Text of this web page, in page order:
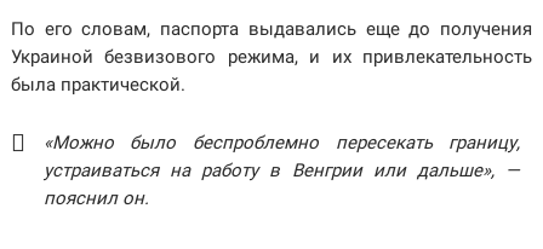
По его словам, паспорта выдавались еще до получения
Украиной безвизового режима, и их привлекательность
была практической.
«Можно было беспроблемно пересекать границу,
устраиваться на работу в Венгрии или дальше», —
пояснил он.